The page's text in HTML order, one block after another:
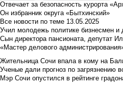
Отвечает за безопасность курорта
Он избранник округа «Бытхинский»
Все новости по теме 13.05.2025
Учил молодежь политике бизнесмен
Сын директора пансионата, депутат
«Мастер делового
Жительница Сочи впала в кому на
Ученые дали прогноз по загрязнению
Мэр Сочи опустился в рейтинге